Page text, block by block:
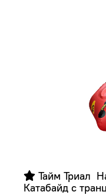
Тайм Триал
Катабайд с